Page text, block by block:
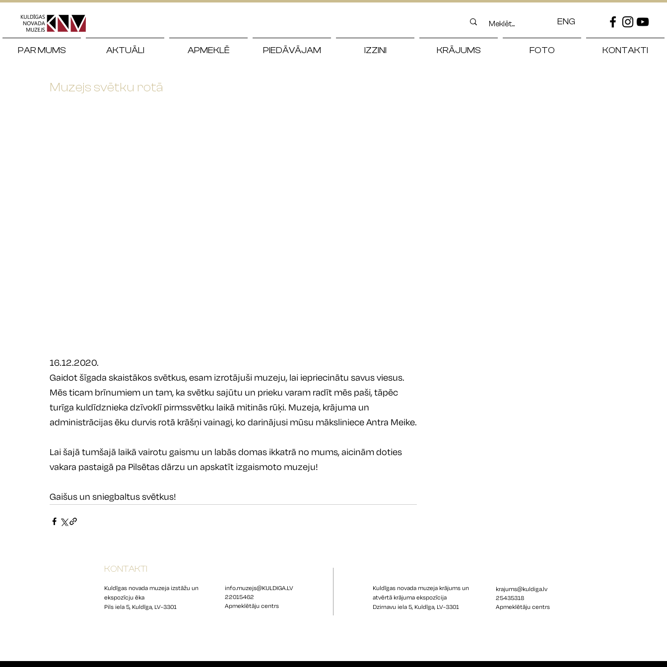
ENG
PAR MUMS AKTUĀLI APMEKLĒ PIEDĀVĀJAM IZZINI KRĀJUMS FOTO KONTAKTI
Muzejs svētku rotā
16.12.2020.
Gaidot šīgada skaistākos svētkus, esam izrotājuši muzeju, lai iepriecinātu savus viesus.
Mēs ticam brīnumiem un tam, ka svētku sajūtu un prieku varam radīt mēs paši, tāpēc
turīga kuldīdznieka dzīvoklī pirmssvētku laikā mitinās rūķi. Muzeja, krājuma un
administrācijas ēku durvis rotā krāšņi vainagi, ko darinājusi mūsu māksliniece Antra Meike.
Lai šajā tumšajā laikā vairotu gaismu un labās domas ikkatrā no mums, aicinām doties
vakara pastaigā pa Pilsētas dārzu un apskatīt izgaismoto muzeju!
Gaišus un sniegbaltus svētkus!
KONTAKTI
Kuldīgas novada muzeja izstāžu un
ekspozīcju ēka
Pils iela 5, Kuldīga, LV-3301
info.muzejs@KULDIGA.LV
22015462
Apmeklētāju centrs
Kuldīgas novada muzeja krājums un
atvērtā krājuma ekspozīcija
Dzirnavu iela 5, Kuldīga, LV-3301
krajums@kuldiga.lv
25435318
Apmeklētāju centrs